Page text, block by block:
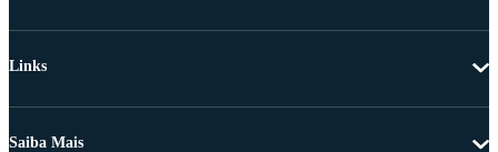
Links
Saiba Mais